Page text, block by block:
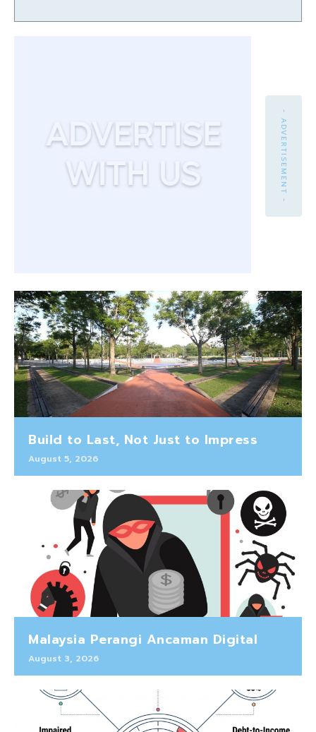
- ADVERTISEMENT -
Build to Last, Not Just to Impress
August 5, 2026
Malaysia Perangi Ancaman Digital
August 3, 2026